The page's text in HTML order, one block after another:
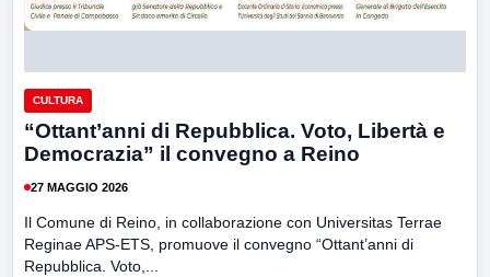
CULTURA
“Ottant’anni di Repubblica. Voto, Libertà e
Democrazia” il convegno a Reino
27 MAGGIO 2026
Il Comune di Reino, in collaborazione con Universitas Terrae
Reginae APS-ETS, promuove il convegno “Ottant’anni di
Repubblica. Voto,...